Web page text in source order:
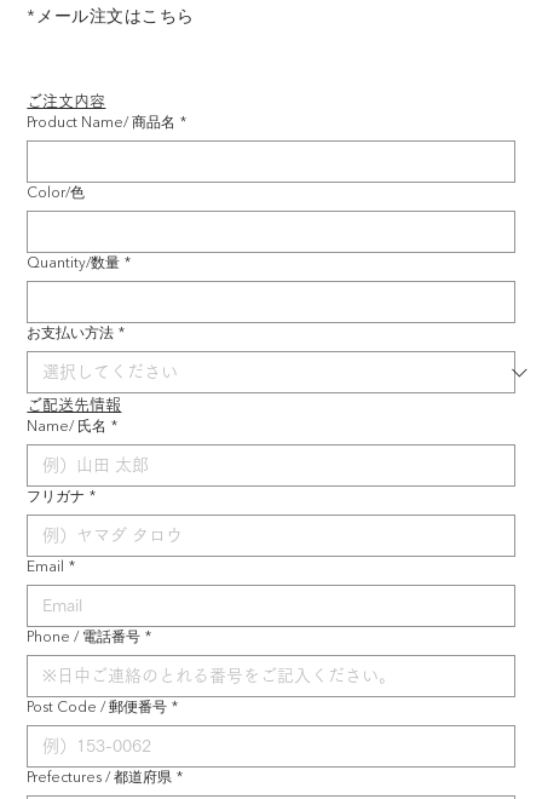
ご注文内容
Product Name/ 商品名 *
Color/色
Quantity/数量 *
お支払い方法 *
ご配送先情報
Name/ 氏名 *
フリガナ *
Email *
Phone / 電話番号 *
Post Code / 郵便番号 *
Prefectures / 都道府県 *
*メール注文はこちら